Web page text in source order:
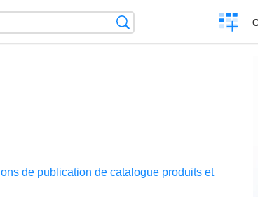
a
de publication de catalogue produits et